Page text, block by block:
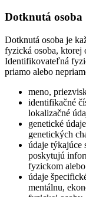
Dotknutá osoba
Dotknutá osoba je
fyzická osoba, ktorej
Identifikovateľná
priamo alebo
meno,
identifikačné
lokalizačné
genetické
genetických
údaje týkajúce
poskytujú
fyzickom
údaje
mentálnu,